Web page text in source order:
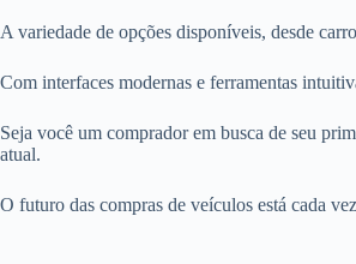
A variedade de opções disponíveis, desde
Com interfaces modernas e ferramentas
Seja você um comprador em busca de seu
atual.
O futuro das compras de veículos está cada